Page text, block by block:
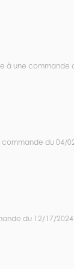
à une commande
commande du 04/
du 12/17/2024